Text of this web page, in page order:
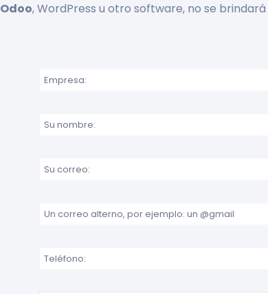
Odoo, WordPress u otro software, no se